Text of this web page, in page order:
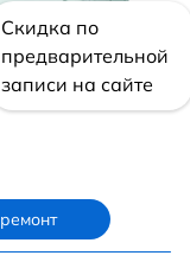
Скидка по
предварительной
записи на сайте